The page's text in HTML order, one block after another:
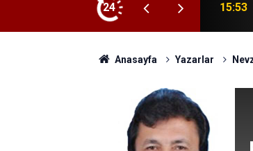
24 15:39
Anasayfa Yazarlar